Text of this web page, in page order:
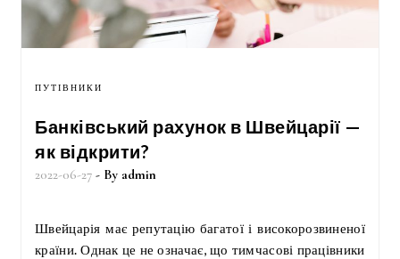
ПУТІВНИКИ
Банківський рахунок в Швейцарії —
як відкрити?
2022-06-27 - By admin
Швейцарія має репутацію багатої і високорозвиненої
країни. Однак це не означає, що тимчасові працівники